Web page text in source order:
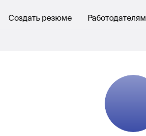
Создать резюме Работодателям